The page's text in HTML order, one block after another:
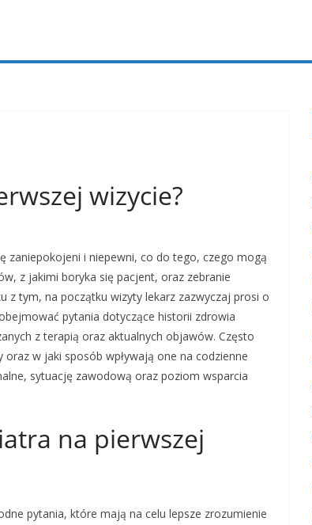
wizycie?
zaniepokojeni i niepewni, co do tego, czego mogą
z jakimi boryka się pacjent, oraz zebranie
z tym, na początku wizyty lekarz zazwyczaj prosi o
pytania dotyczące historii zdrowia
z terapią oraz aktualnych objawów. Często
w jaki sposób wpływają one na codzienne
sytuację zawodową oraz poziom wsparcia
na pierwszej
pytania, które mają na celu lepsze zrozumienie